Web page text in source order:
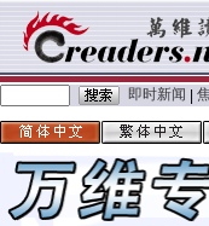
即时新闻